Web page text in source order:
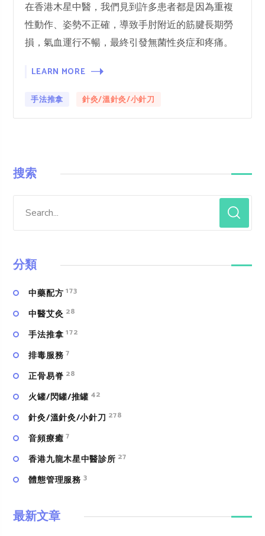
在香港木星中醫，我們見到許多患者都是因為重複
性動作、姿勢不正確，導致手肘附近的筋腱長期勞
損，氣血運行不暢，最終引發無菌性炎症和疼痛。
LEARN MORE
手法推拿 針灸/溫針灸/小針刀
搜索
分類
中藥配方 173
中醫艾灸 28
手法推拿 172
排毒服務 7
正骨易脊 28
火罐/閃罐/推罐 42
針灸/溫針灸/小針刀 278
⾳頻療癒 7
香港九龍木星中醫診所 27
體態管理服務 3
最新文章